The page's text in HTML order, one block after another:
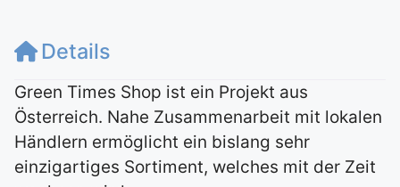
Details
Green Times Shop ist ein Projekt aus
Österreich. Nahe Zusammenarbeit mit lokalen
Händlern ermöglicht ein bislang sehr
einzigartiges Sortiment, welches mit der Zeit